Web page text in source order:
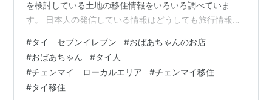
を検討している土地の移住情報をいろいろ調べていま
す。 日本人の発信している情報はどうしても旅行情報が
思う人はまだまだ少数派ですからね。 ですが、英語だと
移住者の生活情報がたくさん出て来るのですごく助かり
ます。 さて、少し前になりますが、セブンイレブンのド
リンクコーナーにこんなポップがありました👇 自分で作
#タイ セブンイレブン #おばあちゃんのお店
#おばあちゃん #タイ人
#チェンマイ ローカルエリア #チェンマイ移住
#タイ移住